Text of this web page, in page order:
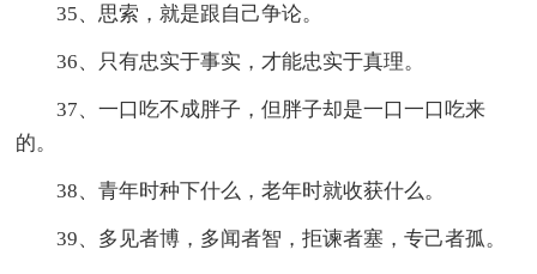
35、思索，就是跟自己争论。
36、只有忠实于事实，才能忠实于真理。
37、一口吃不成胖子，但胖子却是一口一口吃来
的。
38、青年时种下什么，老年时就收获什么。
39、多见者博，多闻者智，拒谏者塞，专己者孤。